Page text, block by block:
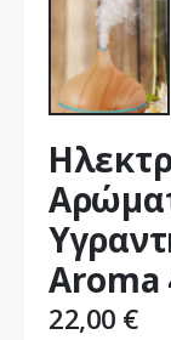
στην
αρχή
της
συλλογής
εικόνων
Aroma
22,00 €